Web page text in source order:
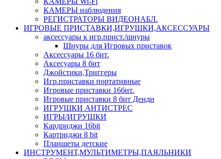
КАМЕРЫ наблюдения
РЕГИСТРАТОРЫ ВИДЕОНАБЛ.
ИГРОВЫЕ ПРИСТАВКИ,ИГРУШКИ,АКСЕССУАРЫ
аксесcуары к игр.прист./шнуры
Шнуры для Игровых приставок
Аксессуары 16 бит.
Аксесуары 8 бит
Джойстики,Триггеры
Игр.приставки портативные
Игровые приставки 16бит.
Игровые приставки 8 бит Денди
ИГРУШКИ АНТИСТРЕС
ИГРЫ/ИГРУШКИ
Кардриджи 16bit
Картриджи 8 bit
Планшеты детские
ИНСТРУМЕНТ,МУЛЬТИМЕТРЫ,ПАЯЛЬНИКИ